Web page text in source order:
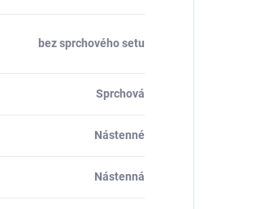
bez sprchového setu
Sprchová
Nástenné
Nástenná